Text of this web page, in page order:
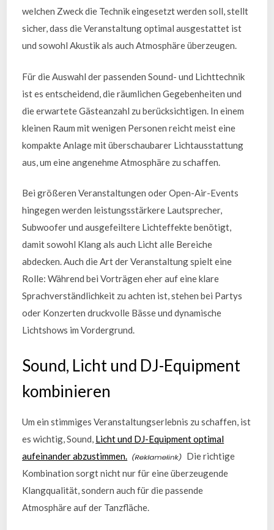
welchen Zweck die Technik eingesetzt werden soll, stellt
sicher, dass die Veranstaltung optimal ausgestattet ist
und sowohl Akustik als auch Atmosphäre überzeugen.
Für die Auswahl der passenden Sound- und Lichttechnik
ist es entscheidend, die räumlichen Gegebenheiten und
die erwartete Gästeanzahl zu berücksichtigen. In einem
kleinen Raum mit wenigen Personen reicht meist eine
kompakte Anlage mit überschaubarer Lichtausstattung
aus, um eine angenehme Atmosphäre zu schaffen.
Bei größeren Veranstaltungen oder Open-Air-Events
hingegen werden leistungsstärkere Lautsprecher,
Subwoofer und ausgefeiltere Lichteffekte benötigt,
damit sowohl Klang als auch Licht alle Bereiche
abdecken. Auch die Art der Veranstaltung spielt eine
Rolle: Während bei Vorträgen eher auf eine klare
Sprachverständlichkeit zu achten ist, stehen bei Partys
oder Konzerten druckvolle Bässe und dynamische
Lichtshows im Vordergrund.
Sound, Licht und DJ-Equipment
kombinieren
Um ein stimmiges Veranstaltungserlebnis zu schaffen, ist
es wichtig, Sound, Licht und DJ-Equipment optimal
aufeinander abzustimmen.
Die richtige
Kombination sorgt nicht nur für eine überzeugende
Klangqualität, sondern auch für die passende
Atmosphäre auf der Tanzfläche.